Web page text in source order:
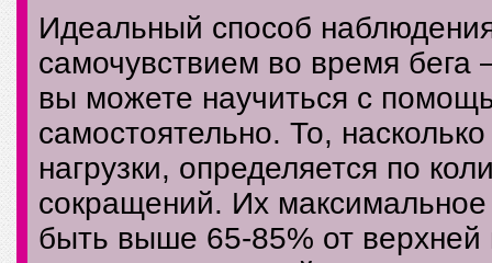
Идеальный способ
самочувствием во время бега
вы можете научиться с
самостоятельно. То,
нагрузки, определяется по
сокращений. Их
быть выше 65-85% от